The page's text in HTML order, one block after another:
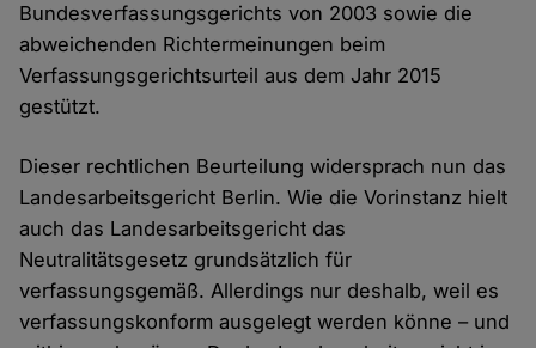
Bundesverfassungsgerichts von 2003 sowie die
abweichenden Richtermeinungen beim
Verfassungsgerichtsurteil aus dem Jahr 2015
gestützt.
Dieser rechtlichen Beurteilung widersprach nun das
Landesarbeitsgericht Berlin. Wie die Vorinstanz hielt
auch das Landesarbeitsgericht das
Neutralitätsgesetz grundsätzlich für
verfassungsgemäß. Allerdings nur deshalb, weil es
verfassungskonform ausgelegt werden könne – und